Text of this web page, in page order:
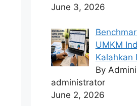
June 3, 2026
UMKM
Kalahkan
By
administrator
June 2, 2026